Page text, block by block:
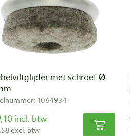
met schroef Ø
1064934
incl. btw
excl. btw